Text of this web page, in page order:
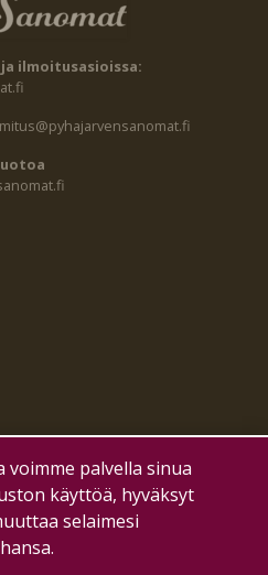
ilmoitusasioissa:
voimme palvella sinua
käyttöä, hyväksyt
selaimesi